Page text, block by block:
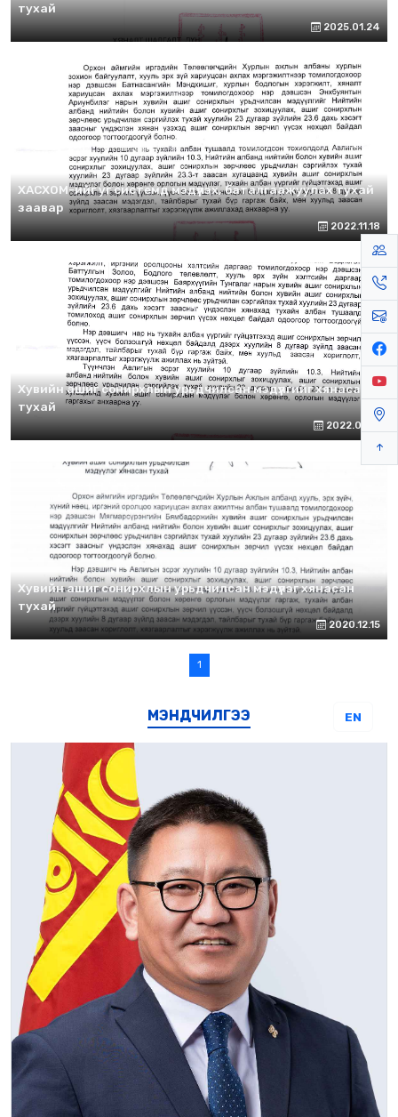
тухай
2025.01.24
ХАСХОМ-ийг уг системд мэдүүлэх, баталгаажуулах тухай
заавар
2022.11.18
Хувийн ашиг сонирхлын урьдчилсан мэдүүлгийг хянасан
тухай
2022.07.19
Хувийн ашиг сонирхлын урьдчилсан мэдүүлэг хянасан
тухай
2020.12.15
1
МЭНДЧИЛГЭЭ EN